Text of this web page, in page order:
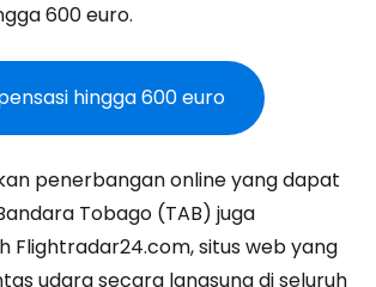
600 euro.
hingga 600 euro
penerbangan online yang dapat
Tobago (TAB) juga
Flightradar24.com, situs web yang
udara secara langsung di seluruh